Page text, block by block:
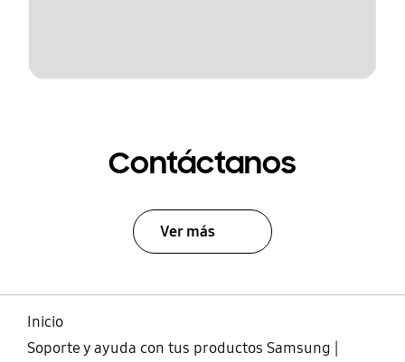
Contáctanos
Ver más
Inicio
Soporte y ayuda con tus productos Samsung |